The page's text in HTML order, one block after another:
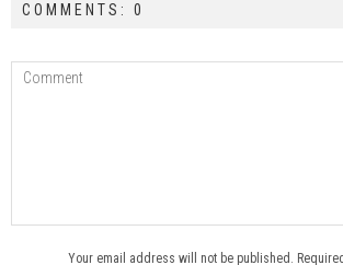
COMMENTS: 0
Your email address will not be published.